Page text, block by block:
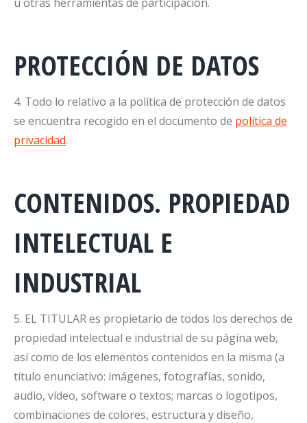
PROTECCIÓN DE DATOS
4. Todo lo relativo a la política de protección de datos
se encuentra recogido en el documento de política de
privacidad.
CONTENIDOS. PROPIEDAD
INTELECTUAL E
INDUSTRIAL
5. EL TITULAR es propietario de todos los derechos de
propiedad intelectual e industrial de su página web,
así como de los elementos contenidos en la misma (a
título enunciativo: imágenes, fotografías, sonido,
audio, vídeo, software o textos; marcas o logotipos,
combinaciones de colores, estructura y diseño,